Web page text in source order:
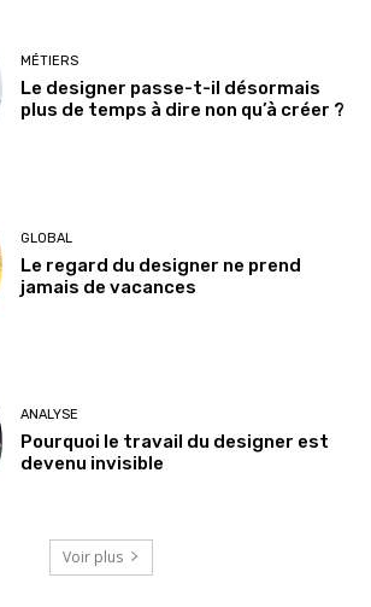
MÉTIERS
Le designer passe-t-il désormais
plus de temps à dire non qu’à créer ?
GLOBAL
Le regard du designer ne prend
jamais de vacances
ANALYSE
Pourquoi le travail du designer est
devenu invisible
Voir plus